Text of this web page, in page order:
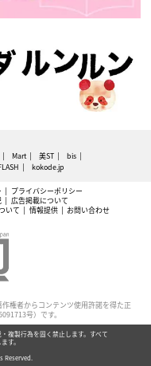
Mart 美ST
bis
kokode.jp
プライバシーポリシー
広告掲載について
いて 情報提供 お問い合わせ
権者からコンテンツ使用許諾を得た正
号）です。
複製行為を固く禁止します。すべて
す。
Reserved.